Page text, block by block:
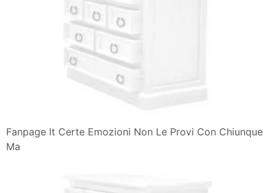
Fanpage It Certe Emozioni Non Le Provi Con Chiunque
Ma